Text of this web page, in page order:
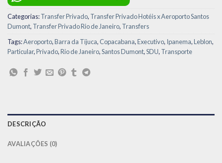
Categorias:Transfer Privado, Transfer Privado Hotéis x Aeroporto Santos
Dumont, Transfer Privado Rio de Janeiro, Transfers
Tags:Aeroporto,Barra da Tijuca, Copacabana,Executivo, Ipanema,Leblon,
Particular,Privado,Rio de Janeiro,Santos Dumont,SDU, Transporte
DESCRIÇÃO
AVALIAÇÕES (0)